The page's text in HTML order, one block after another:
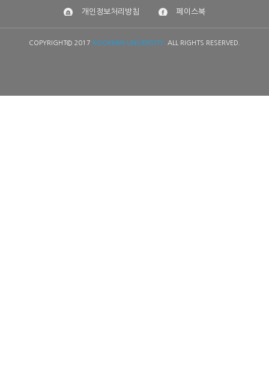
개인정보처리방침 페이스북
COPYRIGHT© 2017 KOOKMIN UNIVERSITY. ALL RIGHTS RESERVED.